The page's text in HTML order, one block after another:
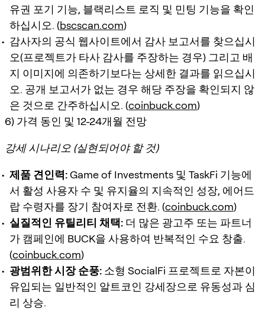
유권 포기 기능, 블랙리스트 로직 및 민팅 기능을 확인
하십시오. (bscscan.com)
감사자의 공식 웹사이트에서 감사 보고서를 찾으십시
오(프로젝트가 타사 감사를 주장하는 경우) 그리고 배
지 이미지에 의존하기보다는 상세한 결과를 읽으십시
오. 공개 보고서가 없는 경우 해당 주장을 확인되지 않
은 것으로 간주하십시오. (coinbuck.com)
6) 가격 동인 및 12-24개월 전망
강세 시나리오 (실현되어야 할 것)
제품 견인력:Game of Investments 및 TaskFi 기능에
서 활성 사용자 수 및 유지율의 지속적인 성장, 에어드
랍 수령자를 장기 참여자로 전환. (coinbuck.com)
실질적인 유틸리티 채택: 더 많은 광고주 또는 파트너
가 캠페인에 BUCK을 사용하여 반복적인 수요 창출.
(coinbuck.com)
광범위한 시장 순풍: 소형 SocialFi 프로젝트로 자본이
유입되는 일반적인 알트코인 강세장으로 유동성과 심
리 상승.